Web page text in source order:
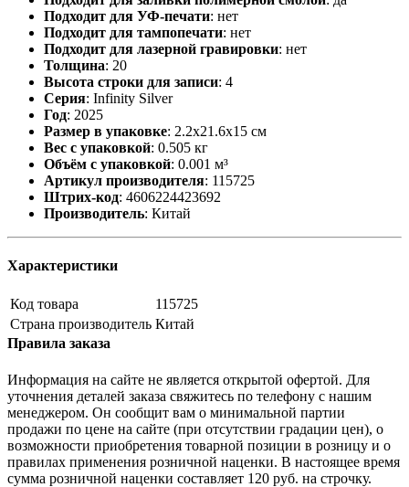
Подходит для УФ-печати: нет
Подходит для тампопечати: нет
Подходит для лазерной гравировки: нет
Толщина: 20
Высота строки для записи: 4
Серия: Infinity Silver
Год: 2025
Размер в упаковке: 2.2x21.6x15 см
Вес с упаковкой: 0.505 кг
Объём с упаковкой: 0.001 м³
Артикул производителя: 115725
Штрих-код: 4606224423692
Производитель: Китай
Характеристики
Код товара
115725
Страна производитель Китай
Правила заказа
Информация на сайте не является открытой офертой. Для
уточнения деталей заказа свяжитесь по телефону с нашим
менеджером. Он сообщит вам о минимальной партии
продажи по цене на сайте (при отсутствии градации цен), о
возможности приобретения товарной позиции в розницу и о
правилах применения розничной наценки. В настоящее время
сумма розничной наценки составляет 120 руб. на строчку.